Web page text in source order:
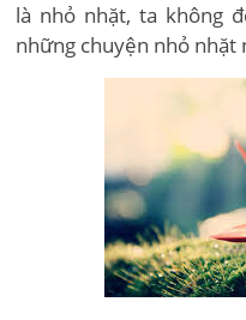
là nhỏ nhặt, ta không
những chuyện nhỏ nhặt